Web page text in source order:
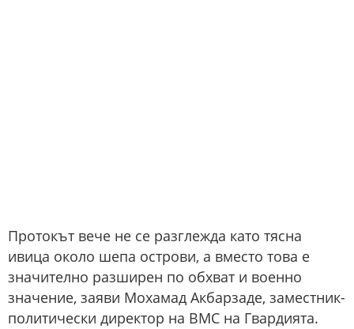
Протокът вече не се разглежда като тясна
ивица около шепа острови, а вместо това е
значително разширен по обхват и военно
значение, заяви Мохамад Акбарзаде, заместник-
политически директор на ВМС на Гвардията.